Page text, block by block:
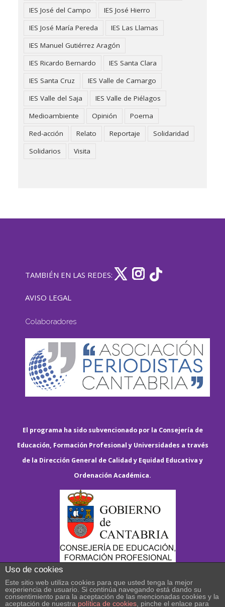
IES José del Campo
IES José Hierro
IES José María Pereda
IES Las Llamas
IES Manuel Gutiérrez Aragón
IES Ricardo Bernardo
IES Santa Clara
IES Santa Cruz
IES Valle de Camargo
IES Valle del Saja
IES Valle de Piélagos
Medioambiente
Opinión
Poema
Red-acción
Relato Reportaje
Solidaridad
Solidarios
Visita
TAMBIÉN EN LAS REDES:
AVISO LEGAL
Colaboradores
El programa ha sido subvencionado por la Consejería de
Educación, Formación Profesional y Universidades a través
de la Dirección General de Calidad y Equidad Educativa y
Ordenación Académica.
Uso de cookies
Este sitio web utiliza cookies para que usted tenga la mejor
experiencia de usuario. Si continúa navegando está dando su
consentimiento para la aceptación de las mencionadas cookies y la
aceptación de nuestra política de cookies , pinche el enlace para